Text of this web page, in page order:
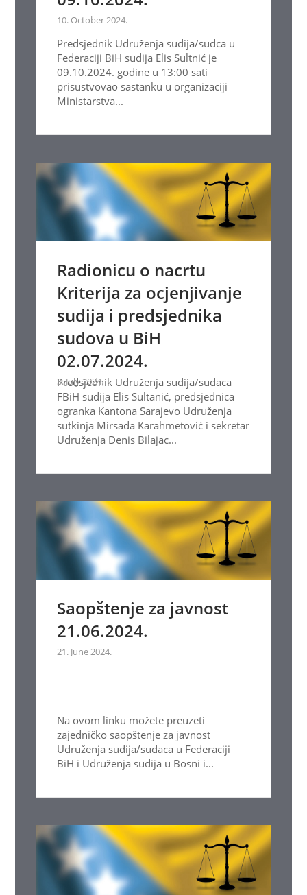
10. October 2024.
Predsjednik Udruženja sudija/sudca u
Federaciji BiH sudija Elis Sultnić je
09.10.2024. godine u 13:00 sati
prisustvovao sastanku u organizaciji
Ministarstva...
Radionicu o nacrtu
Kriterija za ocjenjivanje
sudija i predsjednika
sudova u BiH
02.07.2024.
3. July 2024.
Predsjednik Udruženja sudija/sudaca
FBiH sudija Elis Sultanić, predsjednica
ogranka Kantona Sarajevo Udruženja
sutkinja Mirsada Karahmetović i sekretar
Udruženja Denis Bilajac...
Saopštenje za javnost
21.06.2024.
21. June 2024.
Na ovom linku možete preuzeti
zajedničko saopštenje za javnost
Udruženja sudija/sudaca u Federaciji
BiH i Udruženja sudija u Bosni i...